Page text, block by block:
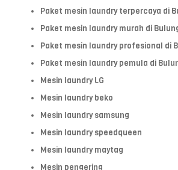
Paket mesin laundry terpercaya di
Paket mesin laundry murah di
Paket mesin laundry profesional di
Paket mesin laundry pemula di
Mesin laundry LG
Mesin laundry beko
Mesin laundry samsung
Mesin laundry speedqueen
Mesin laundry maytag
Mesin pengering